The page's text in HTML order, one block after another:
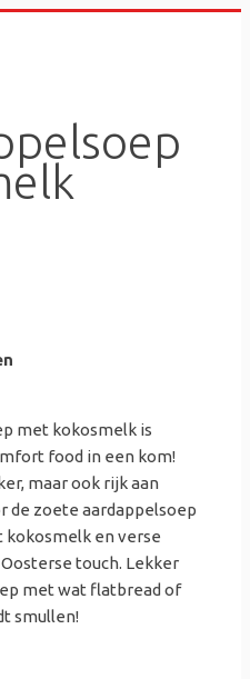
met kokosmelk is
food in een kom!
maar ook rijk aan
de zoete aardappelsoep
kokosmelk en verse
touch. Lekker
met wat flatbread of
smullen!